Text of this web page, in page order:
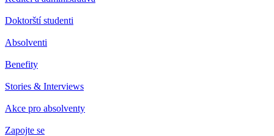
Doktorští studenti
Absolventi
Benefity
Stories & Interviews
Akce pro absolventy
Zapojte se